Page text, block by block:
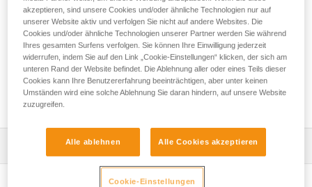
Welcher Gurt ist für welchen
Verwendungszweck geeignet?
Die Gebrauchsanleitung herunterladen
Technical Notice
akzeptieren, sind unsere Cookies und/oder ähnliche Technologien nur auf
unserer Website aktiv und verfolgen Sie nicht auf andere Websites. Die
Cookies und/oder ähnliche Technologien unserer Partner werden Sie während
Ihres gesamten Surfens verfolgen. Sie können Ihre Einwilligung jederzeit
widerrufen, indem Sie auf den Link „Cookie-Einstellungen“ klicken, der sich am
unteren Rand der Website befindet. Die Ablehnung aller oder eines Teils dieser
Cookies kann Ihre Benutzererfahrung beeinträchtigen, aber unter keinen
Umständen wird eine solche Ablehnung Sie daran hindern, auf unsere Website
zuzugreifen.
Alle ablehnen Alle Cookies akzeptieren
Cookie-Einstellungen